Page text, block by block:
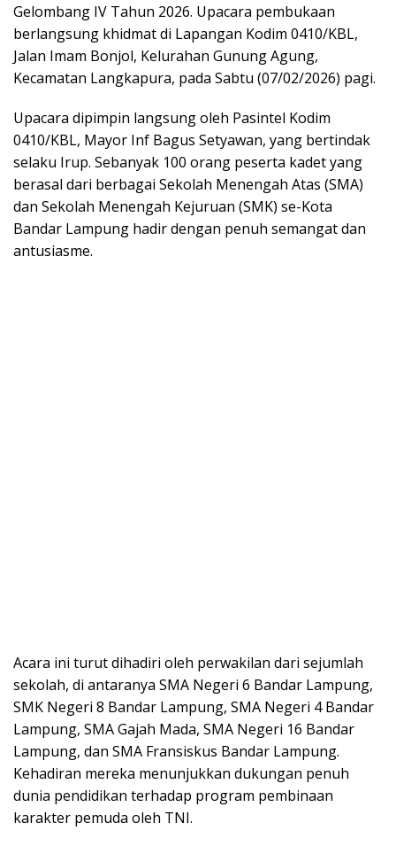
Gelombang IV Tahun 2026. Upacara pembukaan
berlangsung khidmat di Lapangan Kodim 0410/KBL,
Jalan Imam Bonjol, Kelurahan Gunung Agung,
Kecamatan Langkapura, pada Sabtu (07/02/2026) pagi.
Upacara dipimpin langsung oleh Pasintel Kodim
0410/KBL, Mayor Inf Bagus Setyawan, yang bertindak
selaku Irup. Sebanyak 100 orang peserta kadet yang
berasal dari berbagai Sekolah Menengah Atas (SMA)
dan Sekolah Menengah Kejuruan (SMK) se-Kota
Bandar Lampung hadir dengan penuh semangat dan
antusiasme.
Acara ini turut dihadiri oleh perwakilan dari sejumlah
sekolah, di antaranya SMA Negeri 6 Bandar Lampung,
SMK Negeri 8 Bandar Lampung, SMA Negeri 4 Bandar
Lampung, SMA Gajah Mada, SMA Negeri 16 Bandar
Lampung, dan SMA Fransiskus Bandar Lampung.
Kehadiran mereka menunjukkan dukungan penuh
dunia pendidikan terhadap program pembinaan
karakter pemuda oleh TNI.